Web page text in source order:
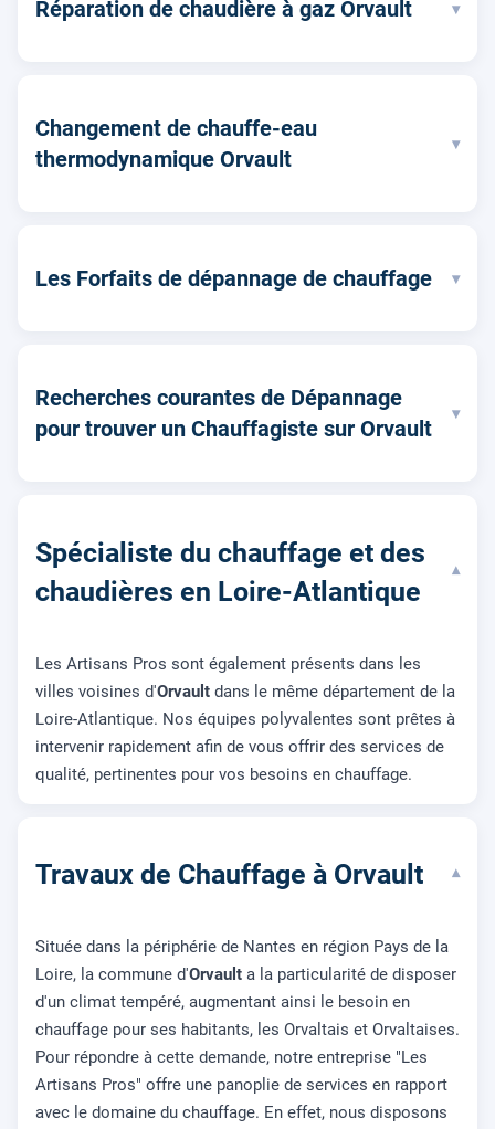
Réparation de chaudière à gaz Orvault ▾
Changement de chauffe-eau
thermodynamique Orvault
▾
Les Forfaits de dépannage de chauffage ▾
Recherches courantes de Dépannage
pour trouver un Chauffagiste sur Orvault
▾
Spécialiste du chauffage et des
chaudières en Loire-Atlantique
▾
Les Artisans Pros sont également présents dans les
villes voisines d'Orvault dans le même département de la
Loire-Atlantique. Nos équipes polyvalentes sont prêtes à
intervenir rapidement afin de vous offrir des services de
qualité, pertinentes pour vos besoins en chauffage.
Travaux de Chauffage à Orvault ▾
Située dans la périphérie de Nantes en région Pays de la
Loire, la commune d'Orvault a la particularité de disposer
d'un climat tempéré, augmentant ainsi le besoin en
chauffage pour ses habitants, les Orvaltais et Orvaltaises.
Pour répondre à cette demande, notre entreprise "Les
Artisans Pros" offre une panoplie de services en rapport
avec le domaine du chauffage. En effet, nous disposons